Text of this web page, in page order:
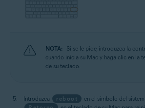
NOTA:
Si se le pide, introduzca la
cuando inicia su Mac y haga clic en la
de su teclado.
Introduzca reboot
en el símbolo del